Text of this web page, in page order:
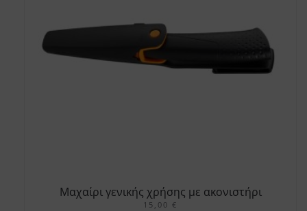
Mαχαίρι γενικής χρήσης με ακονιστήρι
15,00 €